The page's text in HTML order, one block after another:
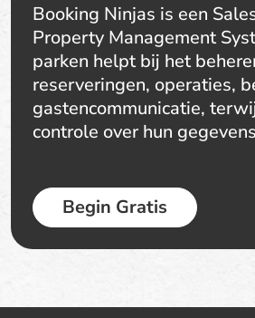
Booking Ninjas is een
Property Management
parken helpt bij het
reserveringen, operaties,
gastencommunicatie,
controle over hun
Begin Gratis